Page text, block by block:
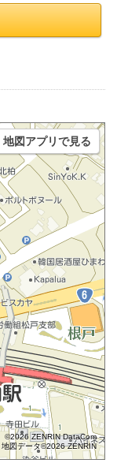
©2026 ZENRIN DataCom
地図データ©2026 ZENRIN
地図アプリで見る